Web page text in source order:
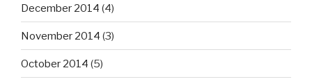
December 2014 (4)
November 2014 (3)
October 2014 (5)